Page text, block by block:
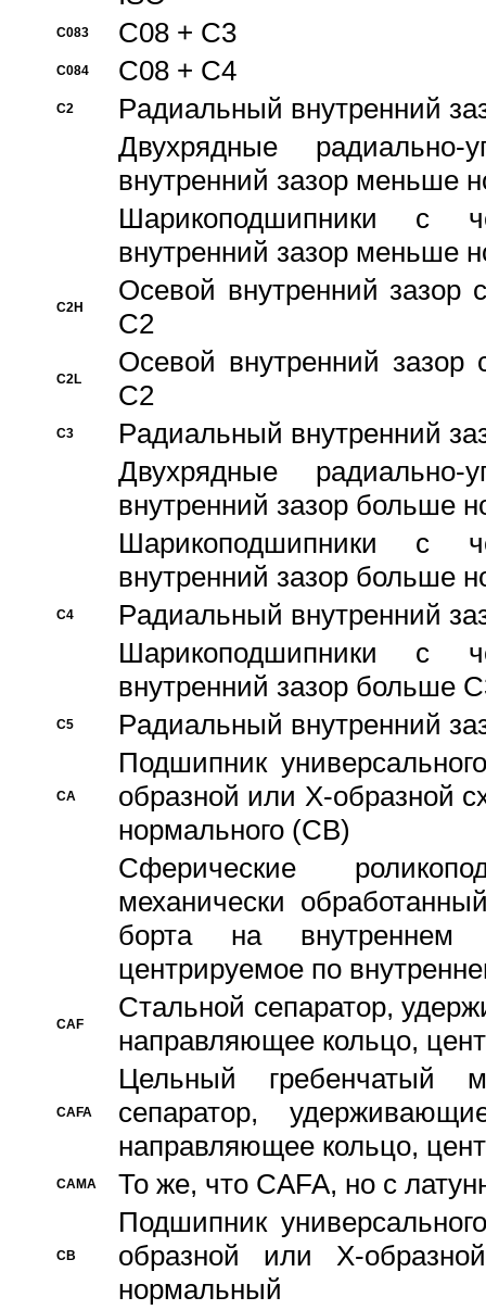
C083 C08 + C3
C084 C08 + C4
C2
Pадиальный внутренний
Двухрядные радиально-
внутренний зазор меньше
Шарикоподшипники с
внутренний зазор меньше
C2H
Осевой внутренний зазор
C2
C2L
Осевой внутренний зазор
C2
C3
Pадиальный внутренний
Двухрядные радиально-
внутренний зазор больше
Шарикоподшипники с
внутренний зазор больше
C4
Pадиальный внутренний
Шарикоподшипники с
внутренний зазор больше
C5 Pадиальный внутренний
CA
Подшипник
образной или Х-образной
нормального (CB)
Сферические
механически
борта на внутреннем
центрируемое по
CAF
Стальной сепаратор,
направляющее кольцо,
CAFA
Цельный гребенчатый
сепаратор,
направляющее кольцо,
CAMA То же, что CAFA, но с
CB
Подшипник
образной или Х-
нормальный